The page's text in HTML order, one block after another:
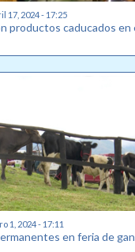
17, 2024 - 17:25
productos caducados en
1, 2024 - 17:11
en feria de